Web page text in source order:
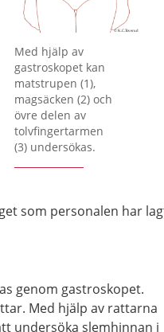
Förstora bilden
Med hjälp av
gastroskopet kan
matstrupen (1),
magsäcken (2) och
övre delen av
tolvfingertarmen
(3) undersökas.
som personalen har
genom gastroskopet.
Med hjälp av rattarna
undersöka slemhinnan i